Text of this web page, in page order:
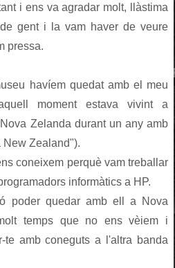
i ens va agradar molt, llàstima
gent i la vam haver de veure
pressa.
havíem quedat amb el meu
moment estava vivint a
Zelanda durant un any amb
Zealand").
coneixem perquè vam treballar
informàtics a HP.
poder quedar amb ell a Nova
temps que no ens vèiem i
te amb coneguts a l'altra banda